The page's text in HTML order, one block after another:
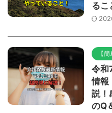
るこ
【
令和
情報
説！
のQ